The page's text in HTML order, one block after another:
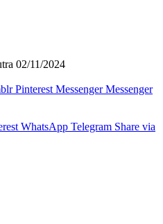
02/11/2024
Pinterest Messenger Messenger
WhatsApp Telegram Share via